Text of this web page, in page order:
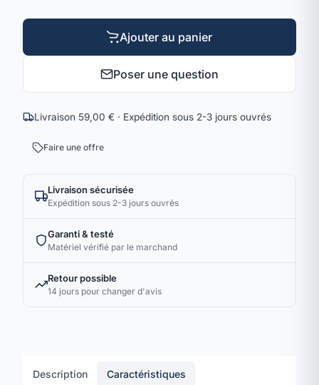
Ajouter au panier
Poser une question
Livraison 59,00 € · Expédition sous 2-3 jours ouvrés
Faire une offre
Livraison sécurisée
Expédition sous 2-3 jours ouvrés
Garanti & testé
Matériel vérifié par le marchand
Retour possible
14 jours pour changer d'avis
Description Caractéristiques